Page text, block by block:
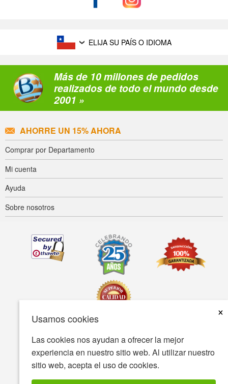
Usamos cookies
×
Las cookies nos ayudan a ofrecer la mejor
experiencia en nuestro sitio web. Al utilizar nuestro
sitio web, acepta el uso de cookies.
ELIJA SU PAÍS O IDIOMA
Más de 10 millones de pedidos
realizados de todo el mundo desde
2001 »
AHORRE UN 15% AHORA
Comprar por Departamento
Mi cuenta
Ayuda
Sobre nosotros
Accesibilidad Condiciones de uso Política de privacidad
Política de seguridad
© Copyright 2001-2026 BIOVEA Todos los derechos reservados